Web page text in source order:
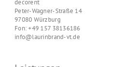
decorent
Peter-Wagner-Straße 14
97080 Würzburg
Fon: +49 157 38136186
info@laurinbrand-vt.de